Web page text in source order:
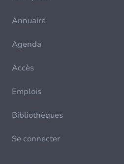
Annuaire
Agenda
Accès
Emplois
Bibliothèques
Se connecter